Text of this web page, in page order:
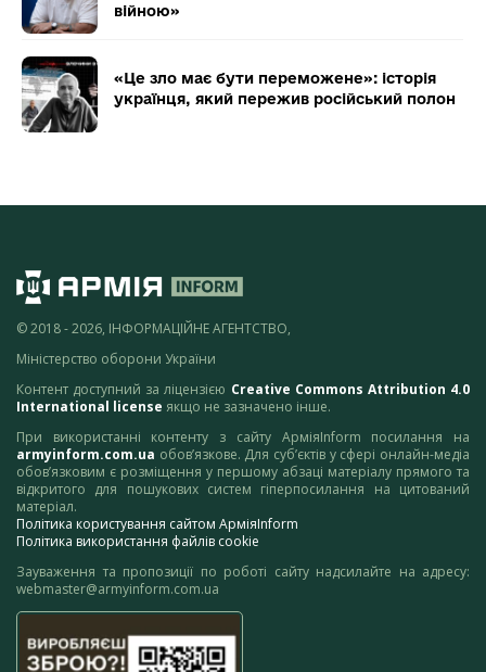
війною»
«Це зло має бути переможене»: історія
українця, який пережив російський полон
© 2018 - 2026, ІНФОРМАЦІЙНЕ АГЕНТСТВО,
Міністерство оборони України
Контент доступний за ліцензією Creative Commons Attribution 4.0
International license якщо не зазначено інше.
При використанні контенту з сайту АрміяInform посилання на
armyinform.com.ua обов’язкове. Для суб’єктів у сфері онлайн-медіа
обов’язковим є розміщення у першому абзаці матеріалу прямого та
відкритого для пошукових систем гіперпосилання на цитований
матеріал.
Політика користування сайтом АрміяInform
Політика використання файлів cookie
Зауваження та пропозиції по роботі сайту надсилайте на адресу:
webmaster@armyinform.com.ua